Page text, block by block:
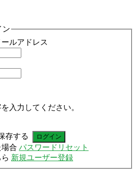
ン
ルアドレス
入力してください。
存する
合 パスワードリセット
新規ユーザー登録